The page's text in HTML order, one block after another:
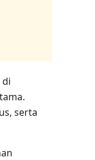
serta